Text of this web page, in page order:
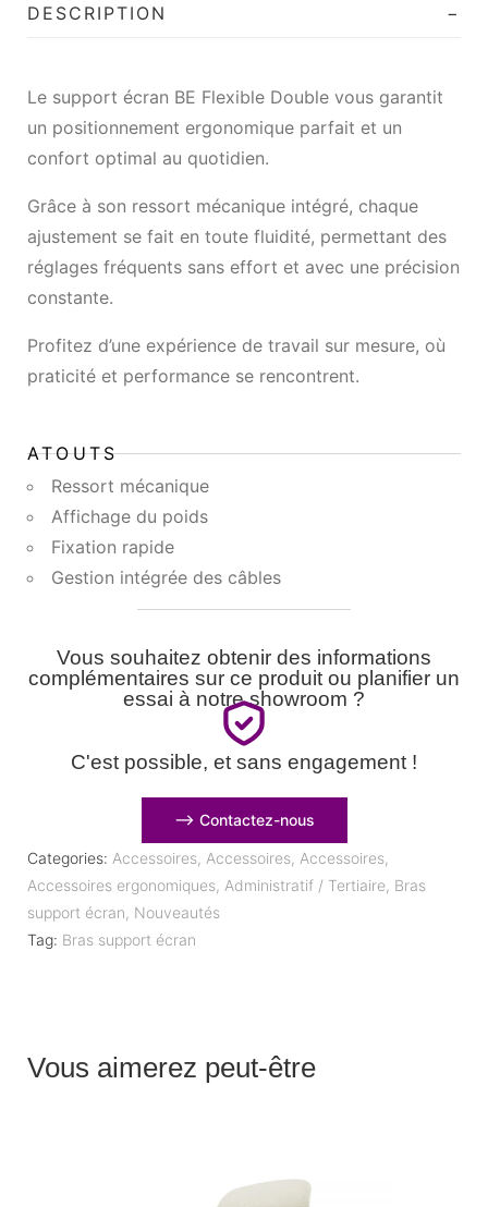
DESCRIPTION
Le support écran BE Flexible Double vous garantit
un positionnement ergonomique parfait et un
confort optimal au quotidien.
Grâce à son ressort mécanique intégré, chaque
ajustement se fait en toute fluidité, permettant des
réglages fréquents sans effort et avec une précision
constante.
Profitez d’une expérience de travail sur mesure, où
praticité et performance se rencontrent.
ATOUTS
Ressort mécanique
Affichage du poids
Fixation rapide
Gestion intégrée des câbles
Vous souhaitez obtenir des informations
complémentaires sur ce produit ou planifier un
essai à notre showroom ?
C'est possible, et sans engagement !
⟶ Contactez-nous
Categories: Accessoires, Accessoires, Accessoires,
Accessoires ergonomiques, Administratif / Tertiaire, Bras
support écran, Nouveautés
Tag: Bras support écran
Vous aimerez peut-être